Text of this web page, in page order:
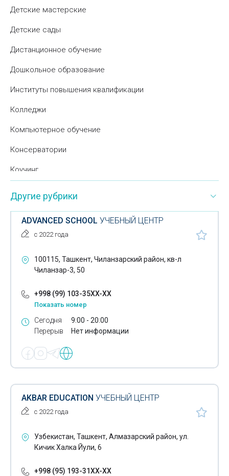
Детские мастерские
Детские сады
Дистанционное обучение
Дошкольное образование
Институты повышения квалификации
Колледжи
Компьютерное обучение
Консерватории
Коучинг
Курсы визажистов
Курсы графического дизайна
Курсы для абитуриентов
Курсы иностранных языков
Курсы менеджмента
Курсы по рукоделию
Курсы профессиональные
Курсы русского языка
Курсы стоматологов
Лицеи
Международная сертификация GMAT
Обучение бухгалтерии
Обучение за рубежом
Другие рубрики
ADVANCED SCHOOL УЧЕБНЫЙ ЦЕНТР
с 2022 года
100115, Ташкент, Чиланзарский район, кв-л
Чиланзар-3, 50
+998 (99) 103-35XX-XX
Показать номер
Сегодня
Перерыв
9:00 - 20:00
Нет информации
AKBAR EDUCATION УЧЕБНЫЙ ЦЕНТР
с 2022 года
Узбекистан, Ташкент, Алмазарский район, ул.
Кичик Халка Йули, 6
+998 (95) 193-31XX-XX